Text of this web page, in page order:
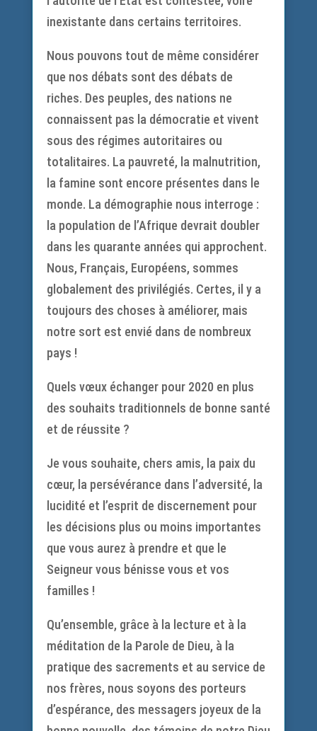
inexistante dans certains territoires.
Nous pouvons tout de même considérer
que nos débats sont des débats de
riches. Des peuples, des nations ne
connaissent pas la démocratie et vivent
sous des régimes autoritaires ou
totalitaires. La pauvreté, la malnutrition,
la famine sont encore présentes dans le
monde. La démographie nous interroge :
la population de l’Afrique devrait doubler
dans les quarante années qui approchent.
Nous, Français, Européens, sommes
globalement des privilégiés. Certes, il y a
toujours des choses à améliorer, mais
notre sort est envié dans de nombreux
pays !
Quels vœux échanger pour 2020 en plus
des souhaits traditionnels de bonne santé
et de réussite ?
Je vous souhaite, chers amis, la paix du
cœur, la persévérance dans l’adversité, la
lucidité et l’esprit de discernement pour
les décisions plus ou moins importantes
que vous aurez à prendre et que le
Seigneur vous bénisse vous et vos
familles !
Qu’ensemble, grâce à la lecture et à la
méditation de la Parole de Dieu, à la
pratique des sacrements et au service de
nos frères, nous soyons des porteurs
d’espérance, des messagers joyeux de la